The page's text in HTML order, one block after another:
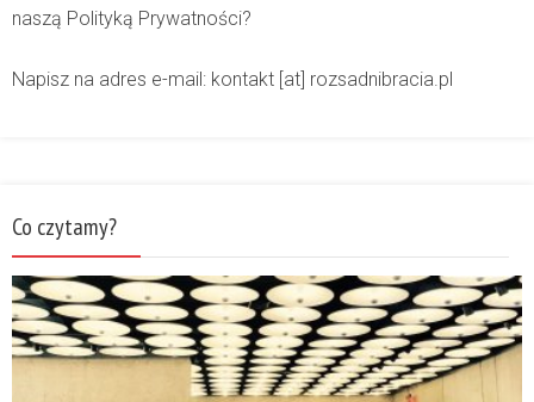
naszą Polityką Prywatności?
Napisz na adres e-mail: kontakt [at] rozsadnibracia.pl
Co czytamy?